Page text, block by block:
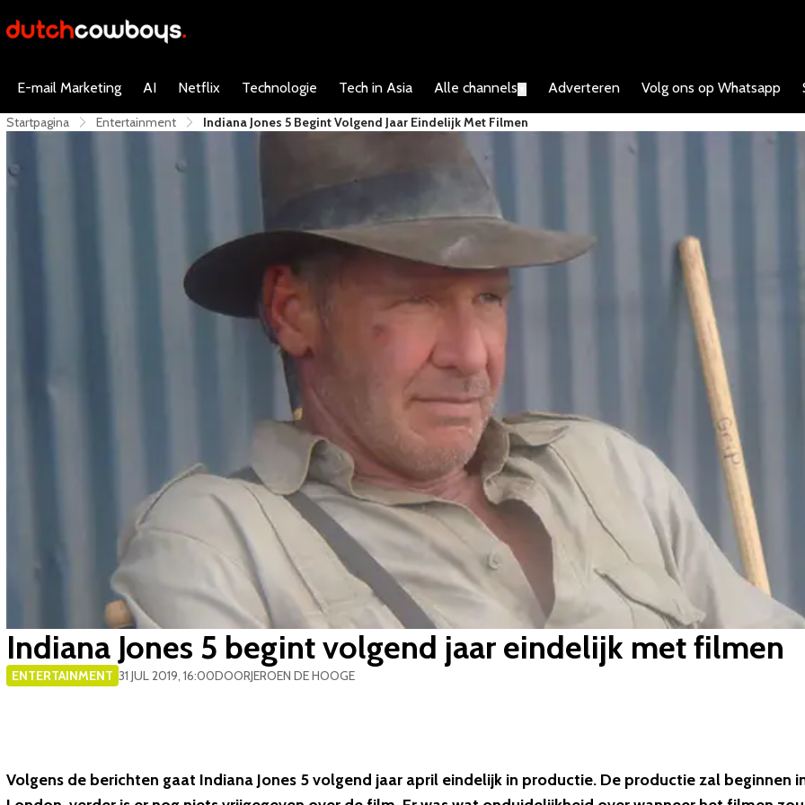
E-mail Marketing AI Netflix Technologie Tech in Asia Alle channels Adverteren Volg ons op Whatsapp
Startpagina Entertainment Indiana Jones 5 Begint Volgend Jaar Eindelijk Met Filmen
Indiana Jones 5 begint volgend jaar eindelijk met filmen
ENTERTAINMENT 31 JUL 2019, 16:00DOORJEROEN DE HOOGE
Volgens de berichten gaat Indiana Jones 5 volgend jaar april eindelijk in productie. De productie zal beginnen